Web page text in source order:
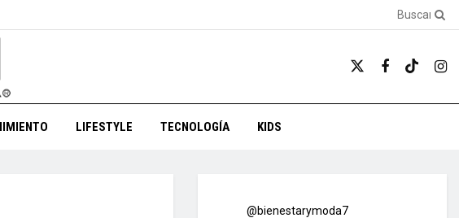
LIFESTYLE TECNOLOGÍA KIDS
@bienestarymoda7